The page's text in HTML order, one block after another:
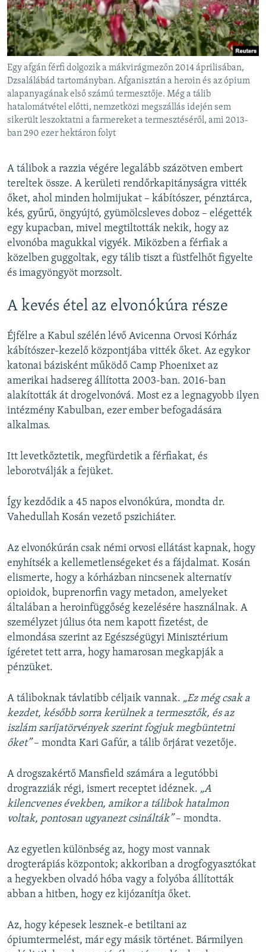
Egy afgán férfi dolgozik a mákvirágmezőn 2014 áprilisában,
Dzsalálábád tartományban. Afganisztán a heroin és az ópium
alapanyagának első számú termesztője. Még a tálib
hatalomátvétel előtti, nemzetközi megszállás idején sem
sikerült leszoktatni a farmereket a termesztéséről, ami 2013-
ban 290 ezer hektáron folyt
A tálibok a razzia végére legalább százötven embert
tereltek össze. A kerületi rendőrkapitányságra vitték
őket, ahol minden holmijukat – kábítószer, pénztárca,
kés, gyűrű, öngyújtó, gyümölcsleves doboz – elégették
egy kupacban, mivel megtiltották nekik, hogy az
elvonóba magukkal vigyék. Miközben a férfiak a
közelben guggoltak, egy tálib tiszt a füstfelhőt figyelte
és imagyöngyöt morzsolt.
A kevés étel az elvonókúra része
Éjfélre a Kabul szélén lévő Avicenna Orvosi Kórház
kábítószer-kezelő központjába vitték őket. Az egykor
katonai bázisként működő Camp Phoenixet az
amerikai hadsereg állította 2003-ban. 2016-ban
alakították át drogelvonóvá. Most ez a legnagyobb ilyen
intézmény Kabulban, ezer ember befogadására
alkalmas.
Itt levetkőztetik, megfürdetik a férfiakat, és
leborotválják a fejüket.
Így kezdődik a 45 napos elvonókúra, mondta dr.
Vahedullah Kosán vezető pszichiáter.
Az elvonókúrán csak némi orvosi ellátást kapnak, hogy
enyhítsék a kellemetlenségeket és a fájdalmat. Kosán
elismerte, hogy a kórházban nincsenek alternatív
opioidok, buprenorfin vagy metadon, amelyeket
általában a heroinfüggőség kezelésére használnak. A
személyzet július óta nem kapott fizetést, de
elmondása szerint az Egészségügyi Minisztérium
ígéretet tett arra, hogy hamarosan megkapják a
pénzüket.
A táliboknak távlatibb céljaik vannak. „Ez még csak a
kezdet, később sorra kerülnek a termesztők, és az
iszlám saríjatörvények szerint fogjuk megbüntetni
őket”– mondta Kari Gafúr, a tálib őrjárat vezetője.
A drogszakértő Mansfield számára a legutóbbi
drograzziák régi, ismert receptet idéznek. „A
kilencvenes években, amikor a tálibok hatalmon
voltak, pontosan ugyanezt csinálták”– mondta.
Az egyetlen különbség az, hogy most vannak
drogterápiás központok; akkoriban a drogfogyasztókat
a hegyekben olvadó hóba vagy a folyóba állították
abban a hitben, hogy ez kijózanítja őket.
Az, hogy képesek lesznek-e betiltani az
ópiumtermelést, már egy másik történet. Bármilyen